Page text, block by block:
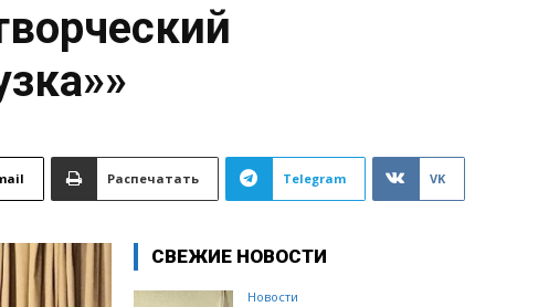
Распечатать Telegram VK
СВЕЖИЕ НОВОСТИ
Новости